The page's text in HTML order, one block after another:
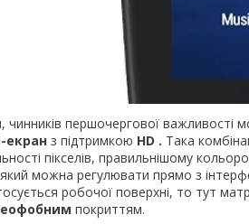
чинників першочергової
екран з підтримкою HD . Така
пікселів, правильнішому
який можна регулювати прямо з
робочої поверхні, то тут
покриттям.